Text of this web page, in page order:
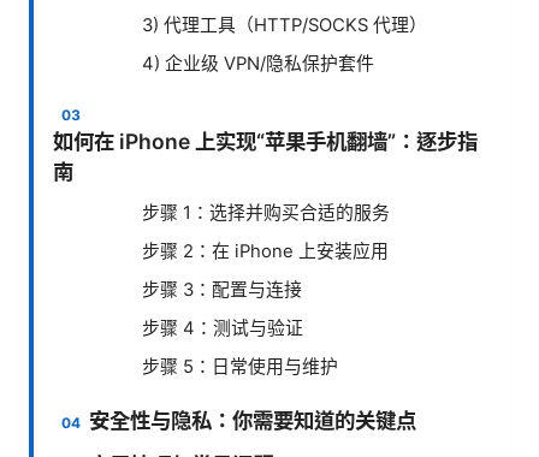
3) 代理工具（HTTP/SOCKS 代理）
4) 企业级 VPN/隐私保护套件
如何在 iPhone 上实现“苹果手机翻墙”：逐步指
南
步骤 1：选择并购买合适的服务
步骤 2：在 iPhone 上安装应用
步骤 3：配置与连接
步骤 4：测试与验证
步骤 5：日常使用与维护
安全性与隐私：你需要知道的关键点